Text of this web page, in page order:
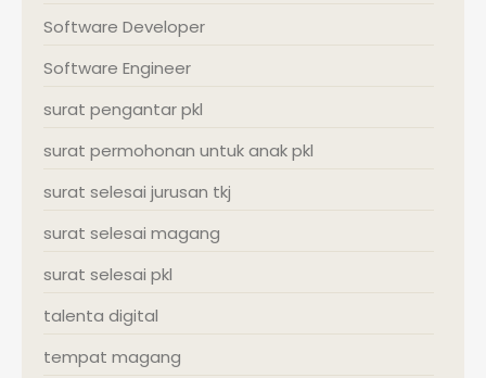
Software Developer
Software Engineer
surat pengantar pkl
surat permohonan untuk anak pkl
surat selesai jurusan tkj
surat selesai magang
surat selesai pkl
talenta digital
tempat magang